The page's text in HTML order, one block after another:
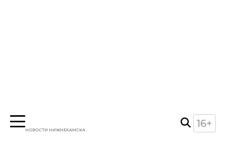
НОВОСТИ НИЖНЕКАМСКА
16+